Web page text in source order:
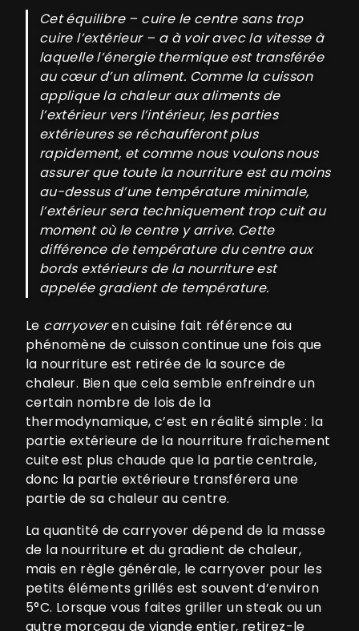
Cet équilibre – cuire le centre sans trop
cuire l’extérieur – a à voir avec la vitesse à
laquelle l’énergie thermique est transférée
au cœur d’un aliment. Comme la cuisson
applique la chaleur aux aliments de
l’extérieur vers l’intérieur, les parties
extérieures se réchaufferont plus
rapidement, et comme nous voulons nous
assurer que toute la nourriture est au moins
au-dessus d’une température minimale,
l’extérieur sera techniquement trop cuit au
moment où le centre y arrive. Cette
différence de température du centre aux
bords extérieurs de la nourriture est
appelée gradient de température.
Le carryoveren cuisine fait référence au
phénomène de cuisson continue une fois que
la nourriture est retirée de la source de
chaleur. Bien que cela semble enfreindre un
certain nombre de lois de la
thermodynamique, c’est en réalité simple : la
partie extérieure de la nourriture fraîchement
cuite est plus chaude que la partie centrale,
donc la partie extérieure transférera une
partie de sa chaleur au centre.
La quantité de carryover dépend de la masse
de la nourriture et du gradient de chaleur,
mais en règle générale, le carryover pour les
petits éléments grillés est souvent d’environ
5°C. Lorsque vous faites griller un steak ou un
autre morceau de viande entier, retirez-le